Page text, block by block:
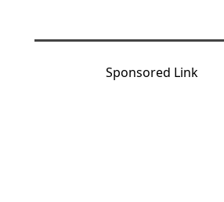
Sponsored Link